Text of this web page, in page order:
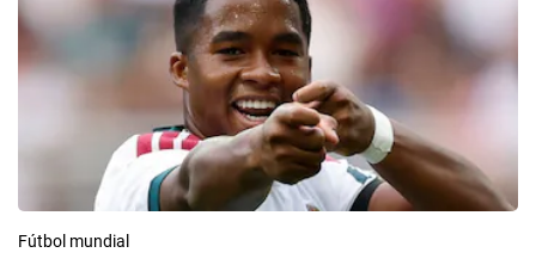
Fútbol mundial